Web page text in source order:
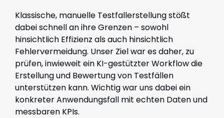
Klassische, manuelle Testfallerstellung stößt
dabei schnell an ihre Grenzen – sowohl
hinsichtlich Effizienz als auch hinsichtlich
Fehlervermeidung. Unser Ziel war es daher, zu
prüfen, inwieweit ein KI-gestützter Workflow die
Erstellung und Bewertung von Testfällen
unterstützen kann. Wichtig war uns dabei ein
konkreter Anwendungsfall mit echten Daten und
messbaren KPIs.